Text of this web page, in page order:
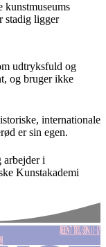
kunstmuseums
stadig ligger
udtryksfuld og
og bruger ikke
internationale
er sin egen.
i
Kunstakademi
ÅBENT TIRS.-SØN. 11-17